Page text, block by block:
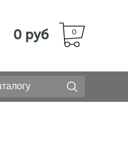
0
0 руб